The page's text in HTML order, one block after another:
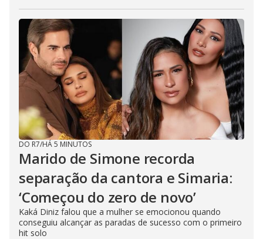
DO R7/HÁ 5 MINUTOS
Marido de Simone recorda
separação da cantora e Simaria:
‘Começou do zero de novo’
Kaká Diniz falou que a mulher se emocionou quando
conseguiu alcançar as paradas de sucesso com o primeiro
hit solo